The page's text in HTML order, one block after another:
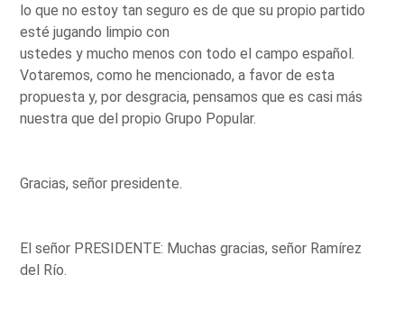
lo que no estoy tan seguro es de que su propio partido
esté jugando limpio con
ustedes y mucho menos con todo el campo español.
Votaremos, como he mencionado, a favor de esta
propuesta y, por desgracia, pensamos que es casi más
nuestra que del propio Grupo Popular.
Gracias, señor presidente.
El señor PRESIDENTE: Muchas gracias, señor Ramírez
del Río.